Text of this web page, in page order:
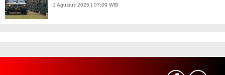
1 Agustus 2026 | 07:09 WIB